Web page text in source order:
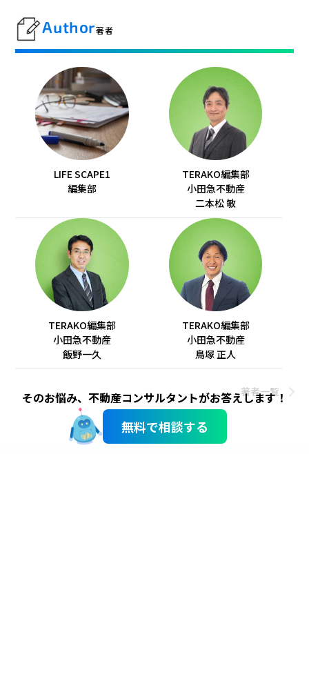
Author著者
LIFE SCAPE1
編集部
TERAKO編集部
小田急不動産
二本松 敏
TERAKO編集部
小田急不動産
飯野一久
TERAKO編集部
小田急不動産
鳥塚 正人
著者一覧
そのお悩み、不動産コンサルタントがお答えします！
無料で相談する